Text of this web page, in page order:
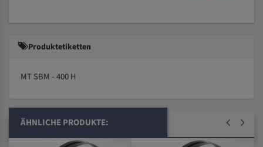
Produktetiketten
MT SBM - 400 H
ÄHNLICHE PRODUKTE: